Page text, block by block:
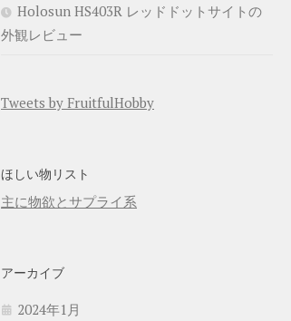
Holosun HS403R レッドドットサイトの
外観レビュー
Tweets by FruitfulHobby
ほしい物リスト
主に物欲とサプライ系
アーカイブ
2024年1月